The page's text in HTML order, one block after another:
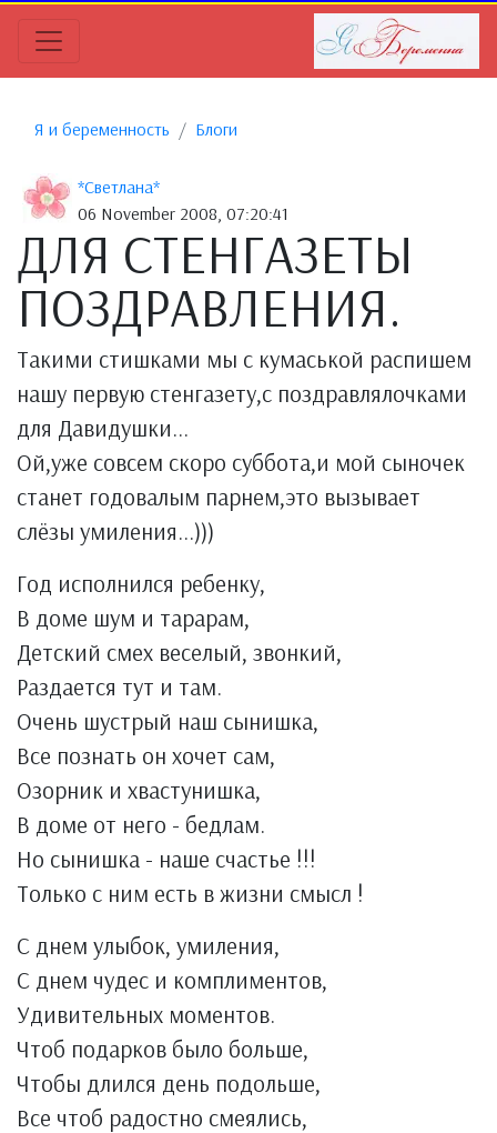
Я и беременность Блоги
*Светлана*
06 November 2008, 07:20:41
ДЛЯ СТЕНГАЗЕТЫ
ПОЗДРАВЛЕНИЯ.
Такими стишками мы с кумаськой распишем
нашу первую стенгазету,с поздравлялочками
для Давидушки...
Ой,уже совсем скоро суббота,и мой сыночек
станет годовалым парнем,это вызывает
слёзы умиления...)))
Год исполнился ребенку,
В доме шум и тарарам,
Детский смех веселый, звонкий,
Раздается тут и там.
Очень шустрый наш сынишка,
Все познать он хочет сам,
Озорник и хвастунишка,
В доме от него - бедлам.
Но сынишка - наше счастье !!!
Только с ним есть в жизни смысл !
С днем улыбок, умиления,
С днем чудес и комплиментов,
Удивительных моментов.
Чтоб подарков было больше,
Чтобы длился день подольше,
Все чтоб радостно смеялись,